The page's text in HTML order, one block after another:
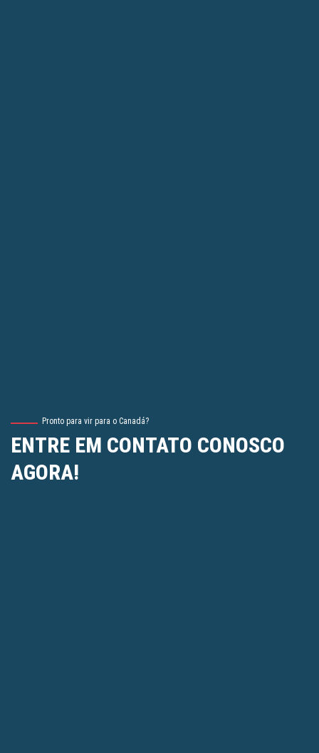
Pronto para vir para o Canadá?
ENTRE EM CONTATO CONOSCO
AGORA!